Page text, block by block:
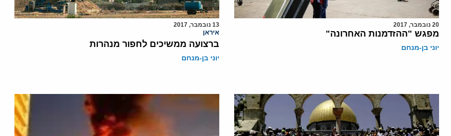
20 נובמבר, 2017
מפגש "ההזדמנות האחרונה"
יוני בן-מנחם
13 נובמבר, 2017
איראן
ברצועה ממשיכים לחפור מנהרות
יוני בן-מנחם